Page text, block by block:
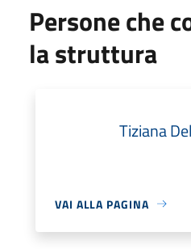
Persone che
la struttura
Tiziana
VAI ALLA PAGINA